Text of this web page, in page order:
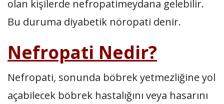
olan kişilerde nefropatimeydana gelebilir.
Bu duruma diyabetik nöropati denir.
Nefropati Nedir?
Nefropati, sonunda böbrek yetmezliğine yol
açabilecek böbrek hastalığını veya hasarını